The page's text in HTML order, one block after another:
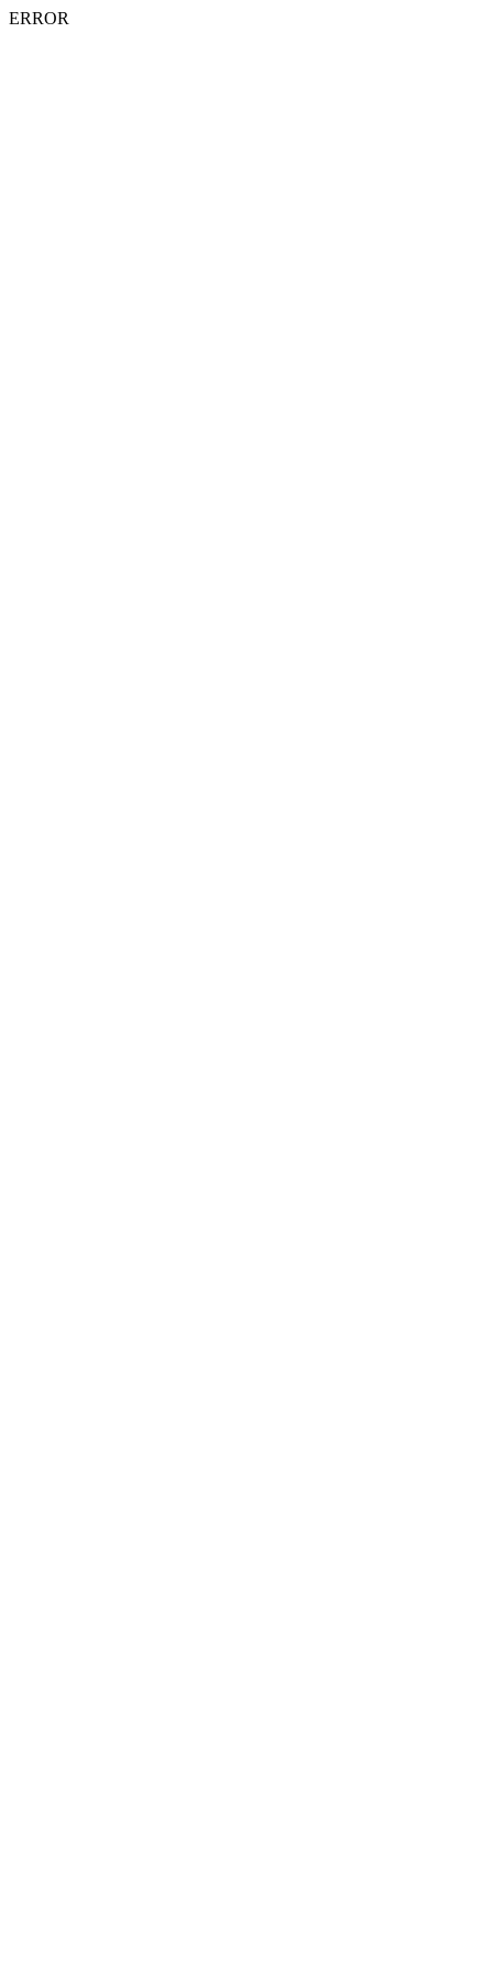
ERROR